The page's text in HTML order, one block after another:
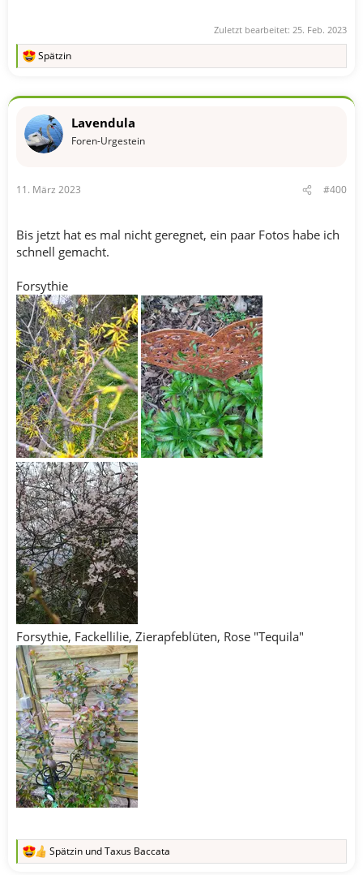
Zuletzt bearbeitet: 25. Feb. 2023
R
k
o
:
Spätzin
Lavendula
Foren-Urgestein
11. März 2023 #400
Bis jetzt hat es mal nicht geregnet, ein paar Fotos habe ich
schnell gemacht.
Forsythie
Forsythie, Fackellilie, Zierapfeblüten, Rose "Tequila"
R
Spätzin undTaxus Baccata